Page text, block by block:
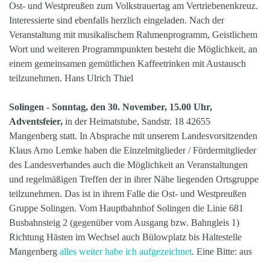
Ost- und Westpreußen zum Volkstrauertag am Vertriebenenkreuz.
Interessierte sind ebenfalls herzlich eingeladen. Nach der
Veranstaltung mit musikalischem Rahmenprogramm, Geistlichem
Wort und weiteren Programmpunkten besteht die Möglichkeit, an
einem gemeinsamen gemütlichen Kaffeetrinken mit Austausch
teilzunehmen. Hans Ulrich Thiel
Solingen - Sonntag, den 30. November, 15.00 Uhr,
Adventsfeier, in der Heimatstube, Sandstr. 18 42655
Mangenberg statt. In Absprache mit unserem Landesvorsitzenden
Klaus Arno Lemke haben die Einzelmitglieder / Fördermitglieder
des Landesverbandes auch die Möglichkeit an Veranstaltungen
und regelmäßigen Treffen der in ihrer Nähe liegenden Ortsgruppe
teilzunehmen. Das ist in ihrem Falle die Ost- und Westpreußen
Gruppe Solingen. Vom Hauptbahnhof Solingen die Linie 681
Busbahnsteig 2 (gegenüber vom Ausgang bzw. Bahngleis 1)
Richtung Hästen im Wechsel auch Bülowplatz bis Haltestelle
Mangenberg alles weiter habe ich aufgezeichnet. Eine Bitte: aus